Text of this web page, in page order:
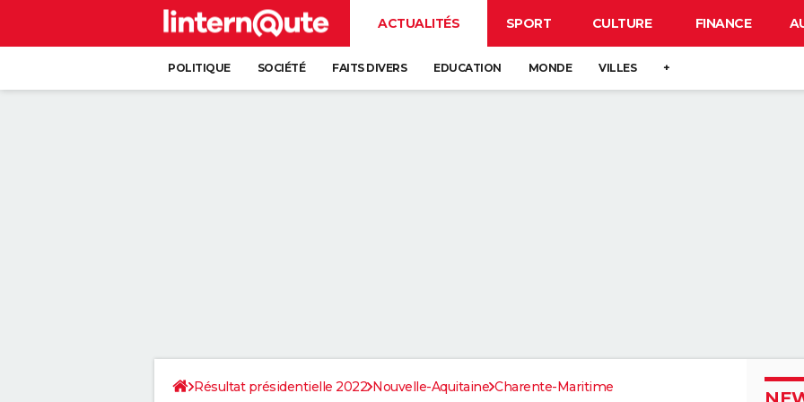
ACTUALITÉS SPORT CULTURE FINANCE
POLITIQUE SOCIÉTÉ FAITS DIVERS EDUCATION MONDE VILLES +
Résultat présidentielle 2022 Nouvelle-Aquitaine Charente-Maritime